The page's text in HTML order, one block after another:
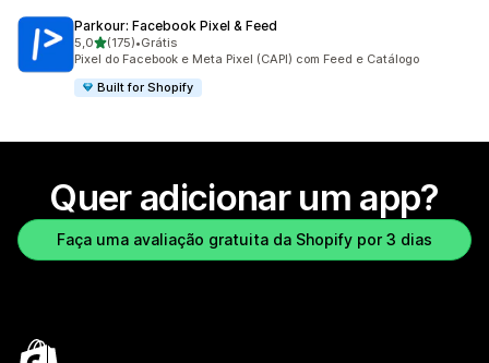
Parkour: Facebook Pixel & Feed
5,0de 5 estrelas
(175)
175 avaliações ao todo
•Grátis
Pixel do Facebook e Meta Pixel (CAPI) com Feed e Catálogo
Built for Shopify
Quer adicionar um app?
Faça uma avaliação gratuita da Shopify por 3 dias